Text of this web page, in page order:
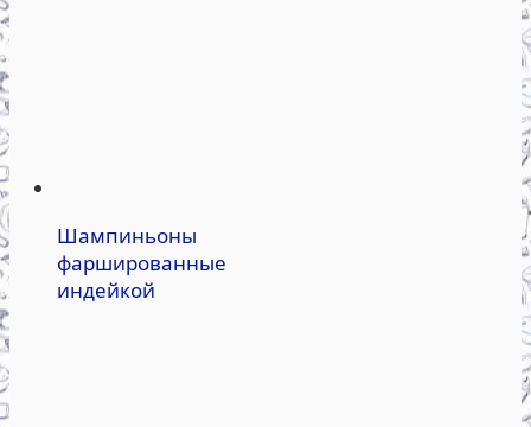
Шампиньоны
фаршированные
индейкой